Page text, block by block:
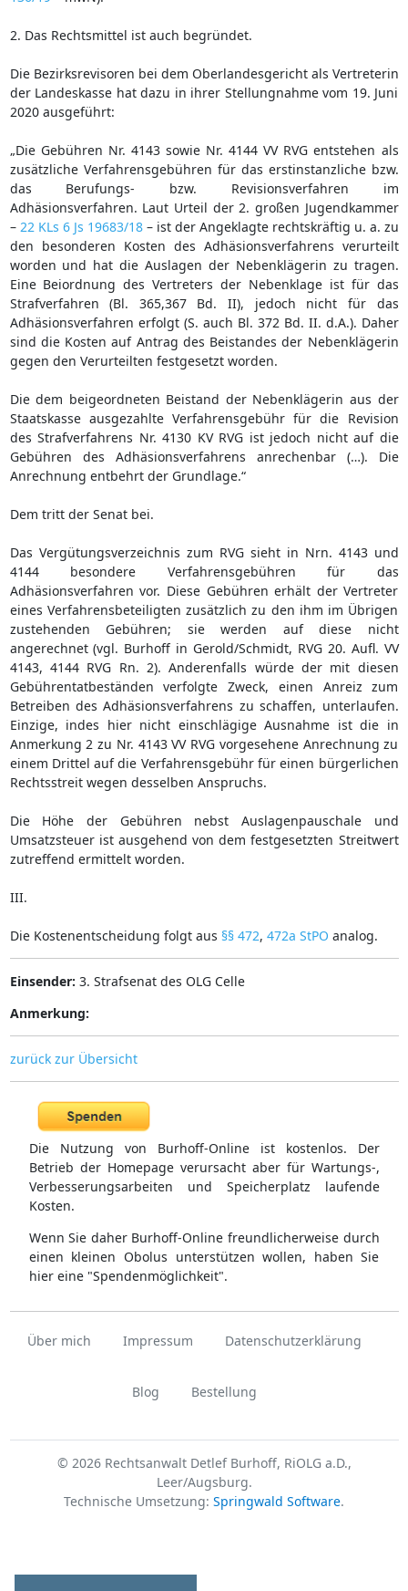
2. Das Rechtsmittel ist auch begründet.
Die Bezirksrevisoren bei dem Oberlandesgericht als Vertreterin
der Landeskasse hat dazu in ihrer Stellungnahme vom 19. Juni
2020 ausgeführt:
„Die Gebühren Nr. 4143 sowie Nr. 4144 VV RVG entstehen als
zusätzliche Verfahrensgebühren für das erstinstanzliche bzw.
das Berufungs- bzw. Revisionsverfahren im
Adhäsionsverfahren. Laut Urteil der 2. großen Jugendkammer
– 22 KLs 6 Js 19683/18– ist der Angeklagte rechtskräftig u. a. zu
den besonderen Kosten des Adhäsionsverfahrens verurteilt
worden und hat die Auslagen der Nebenklägerin zu tragen.
Eine Beiordnung des Vertreters der Nebenklage ist für das
Strafverfahren (Bl. 365,367 Bd. II), jedoch nicht für das
Adhäsionsverfahren erfolgt (S. auch Bl. 372 Bd. II. d.A.). Daher
sind die Kosten auf Antrag des Beistandes der Nebenklägerin
gegen den Verurteilten festgesetzt worden.
Die dem beigeordneten Beistand der Nebenklägerin aus der
Staatskasse ausgezahlte Verfahrensgebühr für die Revision
des Strafverfahrens Nr. 4130 KV RVG ist jedoch nicht auf die
Gebühren des Adhäsionsverfahrens anrechenbar (…). Die
Anrechnung entbehrt der Grundlage.“
Dem tritt der Senat bei.
Das Vergütungsverzeichnis zum RVG sieht in Nrn. 4143 und
4144 besondere Verfahrensgebühren für das
Adhäsionsverfahren vor. Diese Gebühren erhält der Vertreter
eines Verfahrensbeteiligten zusätzlich zu den ihm im Übrigen
zustehenden Gebühren; sie werden auf diese nicht
angerechnet (vgl. Burhoff in Gerold/Schmidt, RVG 20. Aufl. VV
4143, 4144 RVG Rn. 2). Anderenfalls würde der mit diesen
Gebührentatbeständen verfolgte Zweck, einen Anreiz zum
Betreiben des Adhäsionsverfahrens zu schaffen, unterlaufen.
Einzige, indes hier nicht einschlägige Ausnahme ist die in
Anmerkung 2 zu Nr. 4143 VV RVG vorgesehene Anrechnung zu
einem Drittel auf die Verfahrensgebühr für einen bürgerlichen
Rechtsstreit wegen desselben Anspruchs.
Die Höhe der Gebühren nebst Auslagenpauschale und
Umsatzsteuer ist ausgehend von dem festgesetzten Streitwert
zutreffend ermittelt worden.
III.
Die Kostenentscheidung folgt aus §§ 472, 472a StPO analog.
Einsender: 3. Strafsenat des OLG Celle
Anmerkung:
zurück zur Übersicht
Die Nutzung von Burhoff-Online ist kostenlos. Der
Betrieb der Homepage verursacht aber für Wartungs-,
Verbesserungsarbeiten und Speicherplatz laufende
Kosten.
Wenn Sie daher Burhoff-Online freundlicherweise durch
einen kleinen Obolus unterstützen wollen, haben Sie
hier eine "Spendenmöglichkeit".
Über mich Impressum Datenschutzerklärung
Blog Bestellung
© 2026 Rechtsanwalt Detlef Burhoff, RiOLG a.D.,
Leer/Augsburg.
Technische Umsetzung: Springwald Software.